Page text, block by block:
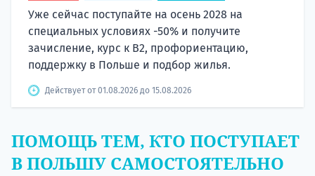
Уже сейчас поступайте на осень 2028 на
специальных условиях -50% и получите
зачисление, курс к B2, профориентацию,
поддержку в Польше и подбор жилья.
Действует от 01.08.2026 до 15.08.2026
ПОМОЩЬ ТЕМ, КТО ПОСТУПАЕТ
В ПОЛЬШУ САМОСТОЯТЕЛЬНО